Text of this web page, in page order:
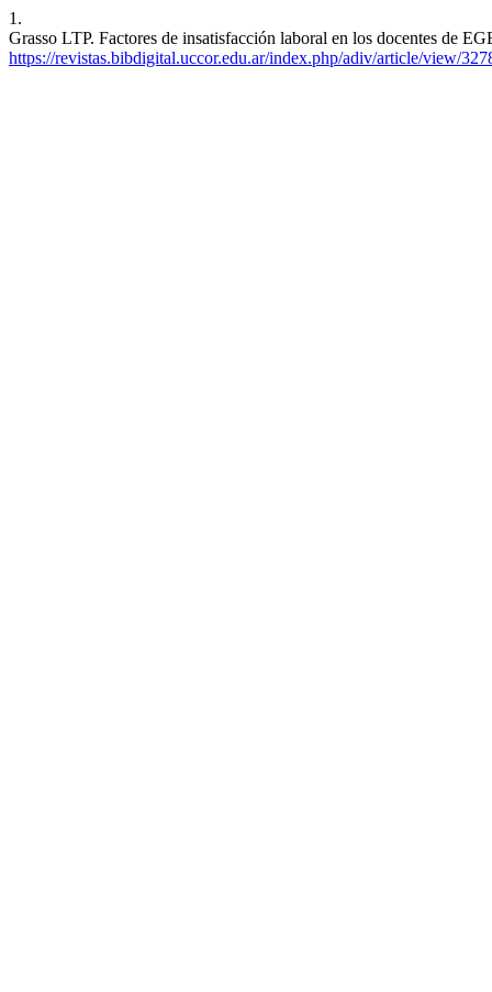
1.
Grasso LTP. Factores de insatisfacción laboral en los docentes de
https://revistas.bibdigital.uccor.edu.ar/index.php/adiv/article/view/